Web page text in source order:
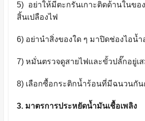
5) อย่าให้มีตะกรันเกาะติดด้านในขอ
สิ้นเปลืองไฟ
6) อย่านำสิ่งของใด ๆ มาปิดช่องไอน้ำ
7) หมั่นตรวจดูสายไฟและขั้วปลั๊กอยู่เ
8) เลือกซื้อกระติกน้ำร้อนที่มีฉนวนกั
3. มาตรการประหยัดน้ำมันเชื้อเพลิง